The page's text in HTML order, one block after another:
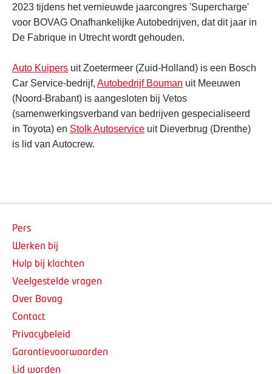
2023 tijdens het vernieuwde jaarcongres 'Supercharge'
voor BOVAG Onafhankelijke Autobedrijven, dat dit jaar in
De Fabrique in Utrecht wordt gehouden.
Auto Kuipers uit Zoetermeer (Zuid-Holland) is een Bosch
Car Service-bedrijf, Autobedrijf Bouman uit Meeuwen
(Noord-Brabant) is aangesloten bij Vetos
(samenwerkingsverband van bedrijven gespecialiseerd
in Toyota) en Stolk Autoservice uit Dieverbrug (Drenthe)
is lid van Autocrew.
Pers
Werken bij
Hulp bij klachten
Veelgestelde vragen
Over Bovag
Contact
Privacybeleid
Garantievoorwaarden
Lid worden